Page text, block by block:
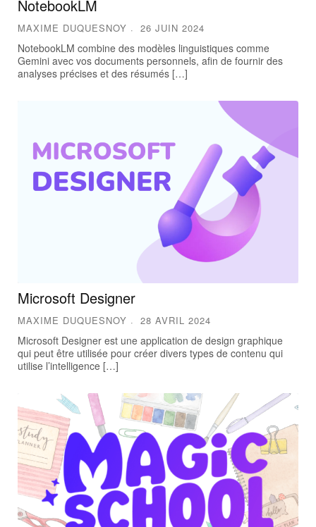
NotebookLM
MAXIME DUQUESNOY 26 JUIN 2024
NotebookLM combine des modèles linguistiques comme
Gemini avec vos documents personnels, afin de fournir des
analyses précises et des résumés […]
Microsoft Designer
MAXIME DUQUESNOY 28 AVRIL 2024
Microsoft Designer est une application de design graphique
qui peut être utilisée pour créer divers types de contenu qui
utilise l’intelligence […]